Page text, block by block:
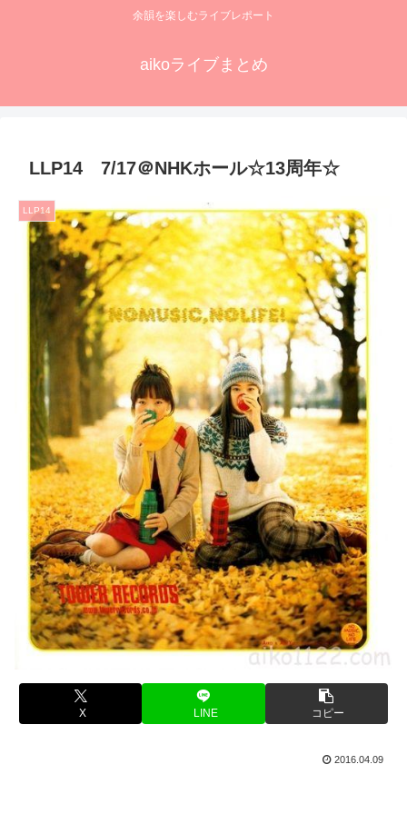
余韻を楽しむライブレポート
aikoライブまとめ
LLP14 7/17＠NHKホール☆13周年☆
LLP14
X LINE コピー
2016.04.09